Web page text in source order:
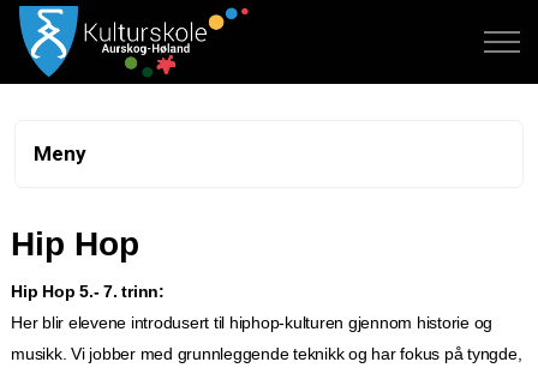
Meny
Hip Hop
Hip Hop 5.- 7. trinn:
Her blir elevene introdusert til hiphop-kulturen gjennom historie og
musikk. Vi jobber med grunnleggende teknikk og har fokus på tyngde,